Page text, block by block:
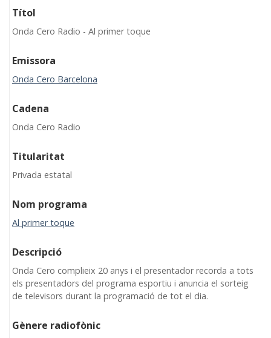
Títol
Onda Cero Radio - Al primer toque
Emissora
Onda Cero Barcelona
Cadena
Onda Cero Radio
Titularitat
Privada estatal
Nom programa
Al primer toque
Descripció
Onda Cero complieix 20 anys i el presentador recorda a tots
els presentadors del programa esportiu i anuncia el sorteig
de televisors durant la programació de tot el dia.
Gènere radiofònic